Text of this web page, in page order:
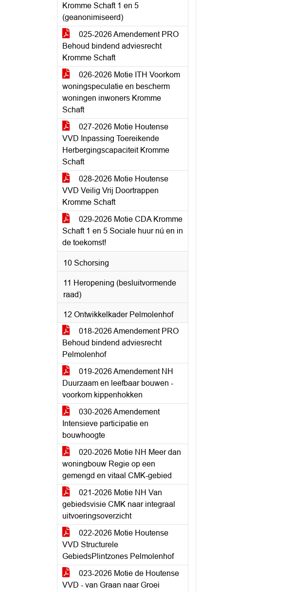
Kromme Schaft 1 en 5
(geanonimiseerd)
025-2026 Amendement PRO
Behoud bindend adviesrecht
Kromme Schaft
026-2026 Motie ITH Voorkom
woningspeculatie en bescherm
woningen inwoners Kromme
Schaft
027-2026 Motie Houtense
VVD Inpassing Toereikende
Herbergingscapaciteit Kromme
Schaft
028-2026 Motie Houtense
VVD Veilig Vrij Doortrappen
Kromme Schaft
029-2026 Motie CDA Kromme
Schaft 1 en 5 Sociale huur nú en in
de toekomst!
10 Schorsing
11 Heropening (besluitvormende
raad)
12 Ontwikkelkader Pelmolenhof
018-2026 Amendement PRO
Behoud bindend adviesrecht
Pelmolenhof
019-2026 Amendement NH
Duurzaam en leefbaar bouwen -
voorkom kippenhokken
030-2026 Amendement
Intensieve participatie en
bouwhoogte
020-2026 Motie NH Meer dan
woningbouw Regie op een
gemengd en vitaal CMK-gebied
021-2026 Motie NH Van
gebiedsvisie CMK naar integraal
uitvoeringsoverzicht
022-2026 Motie Houtense
VVD Structurele
GebiedsPlintzones Pelmolenhof
023-2026 Motie de Houtense
VVD - van Graan naar Groei